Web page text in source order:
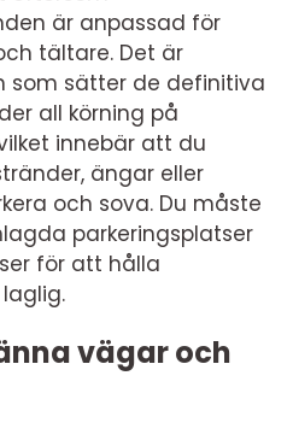
är anpassad för
tältare. Det är
som sätter de definitiva
all körning på
innebär att du
ängar eller
och sova. Du måste
parkeringsplatser
för att hålla
vägar och